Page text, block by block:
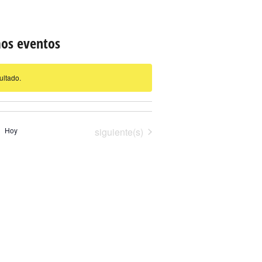
eventos
Hoy Eventos
siguiente(s)